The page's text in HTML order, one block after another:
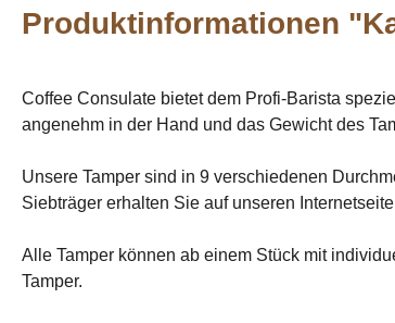
Produktinformationen
Coffee Consulate bietet dem Profi-Barista
angenehm in der Hand und das Gewicht des
Unsere Tamper sind in 9 verschiedenen
Siebträger erhalten Sie auf unseren
Alle Tamper können ab einem Stück mit
Tamper.